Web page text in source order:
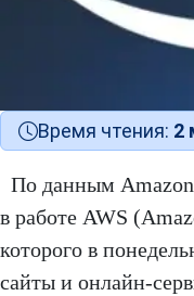
Время чтения: 2
По данным
в работе AWS
которого в
сайты и онлайн-